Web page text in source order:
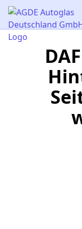
AGDE Autoglas